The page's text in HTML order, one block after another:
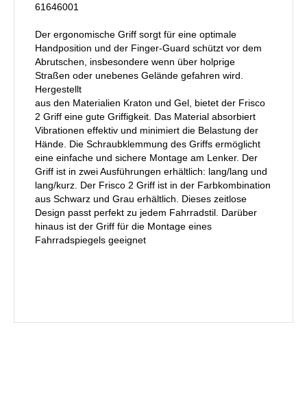
61646001
Der ergonomische Griff sorgt für eine optimale
Handposition und der Finger-Guard schützt vor dem
Abrutschen, insbesondere wenn über holprige
Straßen oder unebenes Gelände gefahren wird.
Hergestellt
aus den Materialien Kraton und Gel, bietet der Frisco
2 Griff eine gute Griffigkeit. Das Material absorbiert
Vibrationen effektiv und minimiert die Belastung der
Hände. Die Schraubklemmung des Griffs ermöglicht
eine einfache und sichere Montage am Lenker. Der
Griff ist in zwei Ausführungen erhältlich: lang/lang und
lang/kurz. Der Frisco 2 Griff ist in der Farbkombination
aus Schwarz und Grau erhältlich. Dieses zeitlose
Design passt perfekt zu jedem Fahrradstil. Darüber
hinaus ist der Griff für die Montage eines
Fahrradspiegels geeignet